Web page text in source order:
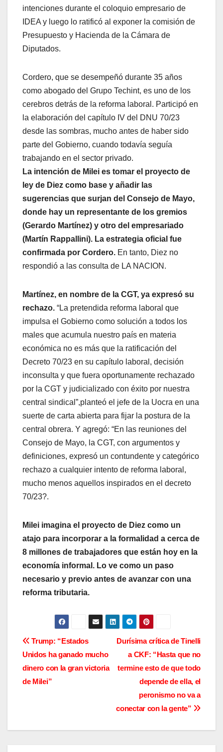
intenciones durante el coloquio empresario de
IDEA y luego lo ratificó al exponer la comisión de
Presupuesto y Hacienda de la Cámara de
Diputados.
Cordero, que se desempeñó durante 35 años
como abogado del Grupo Techint, es uno de los
cerebros detrás de la reforma laboral. Participó en
la elaboración del capítulo IV del DNU 70/23
desde las sombras, mucho antes de haber sido
parte del Gobierno, cuando todavía seguía
trabajando en el sector privado.
La intención de Milei es tomar el proyecto de
ley de Diez como base y añadir las
sugerencias que surjan del Consejo de Mayo,
donde hay un representante de los gremios
(Gerardo Martínez) y otro del empresariado
(Martín Rappallini). La estrategia oficial fue
confirmada por Cordero. En tanto, Diez no
respondió a las consulta de LA NACION.
Martínez, en nombre de la CGT, ya expresó su
rechazo. “La pretendida reforma laboral que
impulsa el Gobierno como solución a todos los
males que acumula nuestro país en materia
económica no es más que la ratificación del
Decreto 70/23 en su capítulo laboral, decisión
inconsulta y que fuera oportunamente rechazado
por la CGT y judicializado con éxito por nuestra
central sindical”,planteó el jefe de la Uocra en una
suerte de carta abierta para fijar la postura de la
central obrera. Y agregó: “En las reuniones del
Consejo de Mayo, la CGT, con argumentos y
definiciones, expresó un contundente y categórico
rechazo a cualquier intento de reforma laboral,
mucho menos aquellos inspirados en el decreto
70/23?.
Milei imagina el proyecto de Diez como un
atajo para incorporar a la formalidad a cerca de
8 millones de trabajadores que están hoy en la
economía informal. Lo ve como un paso
necesario y previo antes de avanzar con una
reforma tributaria.
N
a
v
g
Durísima crítica de Tinelli
a CKF: “Hasta que no
termine esto de que todo
depende de ella, el
peronismo no va a
conectar con la gente”
Trump: “Estados
Unidos ha ganado mucho
dinero con la gran victoria
de Milei”